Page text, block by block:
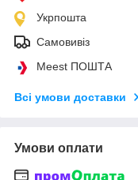
Укрпошта
Самовивіз
Meest ПОШТА
Всі умови доставки
Умови оплати